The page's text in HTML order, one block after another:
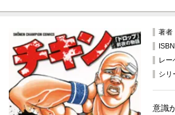
著者
レー
シリ
意識